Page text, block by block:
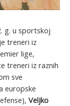
g. u sportskoj
treneri iz
lige,
treneri iz raznih
sve
europske
Veljko